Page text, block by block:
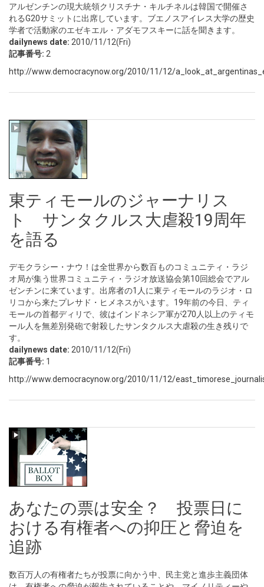
アルゼンチンの現大統領クリスチナ・キルチネルは韓国で開催さ
れるG20サミットに出席しています。ブエノスアイレス大学の歴史
学者で活動家のエゼキエル・アダモフスキーに話を聞きます。
dailynews date: 2010/11/12(Fri)
記事番号: 2
http://www.democracynow.org/2010/11/12/
東ティモールのジャーナリス
ト サンタクルス大虐殺19周年
を語る
デモクラシー・ナウ！は全世界から数百ものコミュニティ・ラジ
オ局が集う世界コミュニティ・ラジオ放送協会第10回総会でアル
ゼンチンに来ています。出席者の1人に東ティモールのラジオ・ロ
リコから来たプレサド・ヒメネスがいます。19年前の今日、ティ
モールの首都ディリで、彼はインドネシア軍が270人以上のティモ
ール人を無差別発砲で射殺したサンタクルス大虐殺の生き残りで
す。
dailynews date: 2010/11/12(Fri)
記事番号: 1
http://www.democracynow.org/2010/11/12/
あなたの票は安全？ 投票日に
おける有権者への抑圧と脅迫を
追跡
数百万人の有権者たちが投票に向かう中、民主党と進歩主義団体